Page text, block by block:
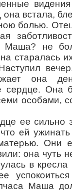
встала,
болью.
Маша? не
старалась
она
сердце. Она
особами,
ее сильно
ей
Они
она чуть
в
Маша